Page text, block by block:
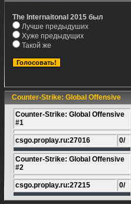
The Internaitonal 2015 был
Лучше предыдуших
Хуже предыдущих
Такой же
Counter-Strike: Global Offensive
Counter-Strike: Global Offensive
#1
csgo.proplay.ru:27016 0/
Counter-Strike: Global Offensive
#2
csgo.proplay.ru:27215 0/